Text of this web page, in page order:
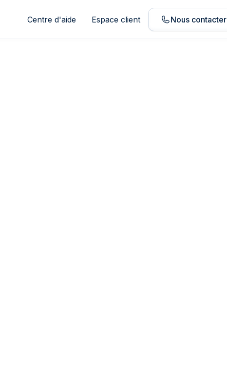
Centre d'aide Espace client Nous contacter